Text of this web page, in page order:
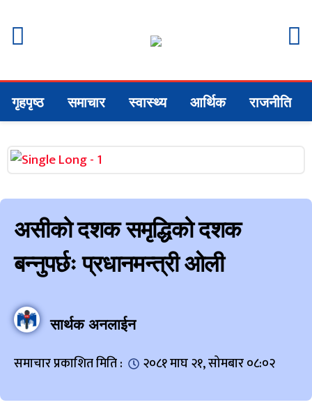
गृहपृष्ठ समाचार स्वास्थ्य आर्थिक राजनीति
असीको दशक समृद्धिको दशक
बन्नुपर्छः प्रधानमन्त्री ओली
सार्थक अनलाईन
समाचार प्रकाशित मिति : २०८१ माघ २१, सोमबार ०८:०२